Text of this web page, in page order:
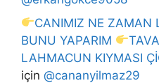
CANIMIZ NE ZAMAN
BUNU YAPARIM
LAHMACUN KIYMASI
için @cananyilmaz29